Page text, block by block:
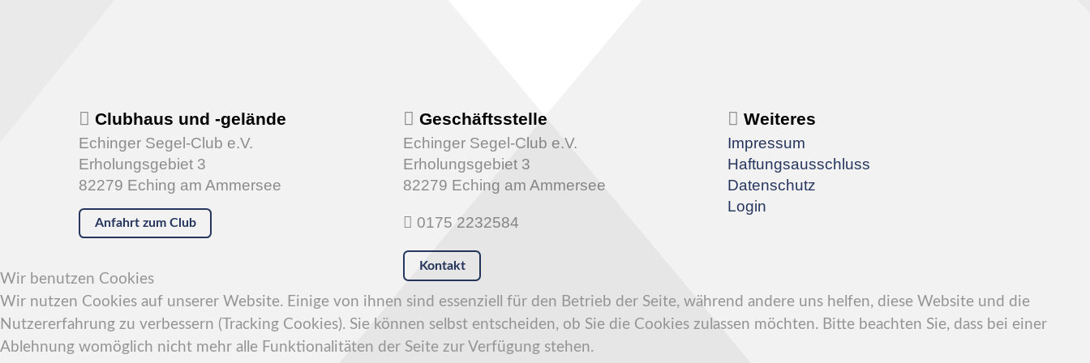
Clubhaus und -gelände
Echinger Segel-Club e.V.
Erholungsgebiet 3
82279 Eching am Ammersee
Anfahrt zum Club
Geschäftsstelle
Echinger Segel-Club e.V.
Erholungsgebiet 3
82279 Eching am Ammersee
0175 2232584
Kontakt
Weiteres
Impressum
Haftungsausschluss
Datenschutz
Login
Wir benutzen Cookies
Wir nutzen Cookies auf unserer Website. Einige von ihnen sind essenziell für den Betrieb der Seite, während andere uns helfen, diese Website und die
Nutzererfahrung zu verbessern (Tracking Cookies). Sie können selbst entscheiden, ob Sie die Cookies zulassen möchten. Bitte beachten Sie, dass bei einer
Ablehnung womöglich nicht mehr alle Funktionalitäten der Seite zur Verfügung stehen.